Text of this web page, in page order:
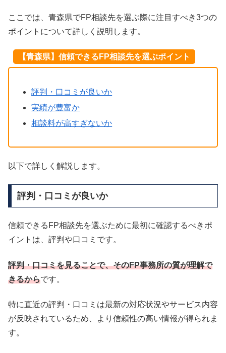
ここでは、青森県でFP相談先を選ぶ際に注目すべき3つの
ポイントについて詳しく説明します。
【青森県】信頼できるFP相談先を選ぶポイント
評判・口コミが良いか
実績が豊富か
相談料が高すぎないか
以下で詳しく解説します。
評判・口コミが良いか
信頼できるFP相談先を選ぶために最初に確認するべきポ
イントは、評判や口コミです。
評判・口コミを見ることで、そのFP事務所の質が理解で
きるからです。
特に直近の評判・口コミは最新の対応状況やサービス内容
が反映されているため、より信頼性の高い情報が得られま
す。